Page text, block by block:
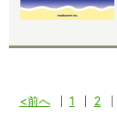
前へ 1 2